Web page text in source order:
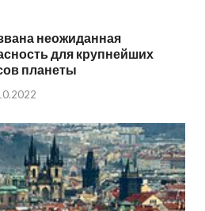
неожиданная
для крупнейших
планеты